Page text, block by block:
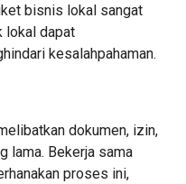
bisnis lokal sangat
lokal dapat
kesalahpahaman.
dokumen, izin,
lama. Bekerja sama
proses ini,